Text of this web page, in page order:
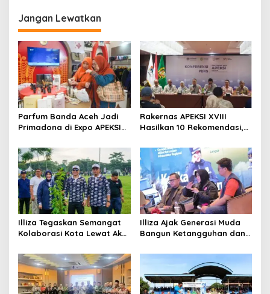
a
s
i
p
o
s
Jangan Lewatkan
Parfum Banda Aceh Jadi
Primadona di Expo APEKSI
Rakernas APEKSI XVIII
Hasilkan 10 Rekomendasi,
Membangun Kota Tangguh
Illiza Tegaskan Semangat
Kolaborasi Kota Lewat Aksi
APEKSI
Illiza Ajak Generasi Muda
Bangun Ketangguhan dan
Bencana